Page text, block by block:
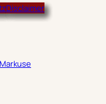
Disclaimer